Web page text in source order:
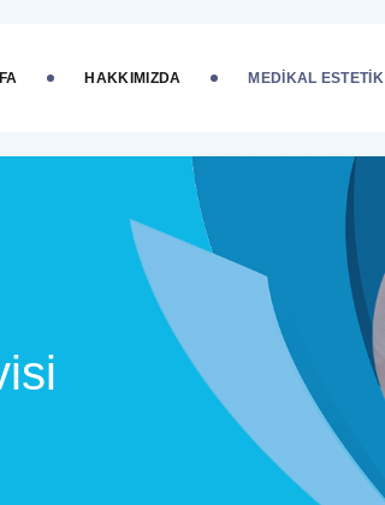
HAKKIMIZDA MEDIKAL ESTETIK